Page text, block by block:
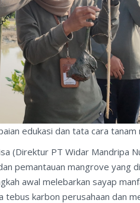
edukasi dan tata cara tanam
(Direktur PT Widar Mandripa
pemantauan mangrove yang
awal melebarkan sayap
tebus karbon perusahaan dan